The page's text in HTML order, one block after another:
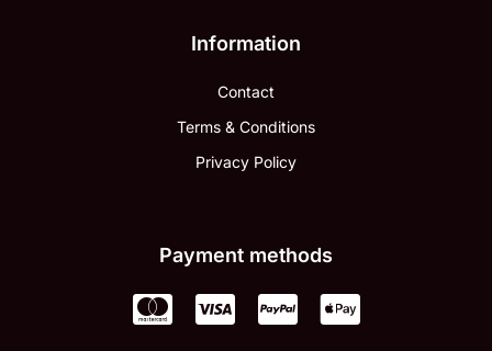
Information
Contact
Terms & Conditions
Privacy Policy
Payment methods